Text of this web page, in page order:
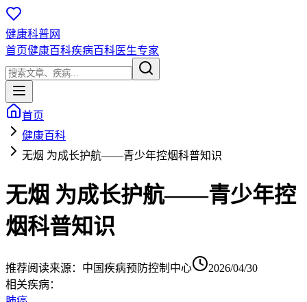
健康科普网
首页健康百科疾病百科医生专家
首页
健康百科
无烟 为成长护航——青少年控烟科普知识
无烟 为成长护航——青少年控
烟科普知识
推荐阅读来源： 中国疾病预防控制中心
2026/04/30
相关疾病：